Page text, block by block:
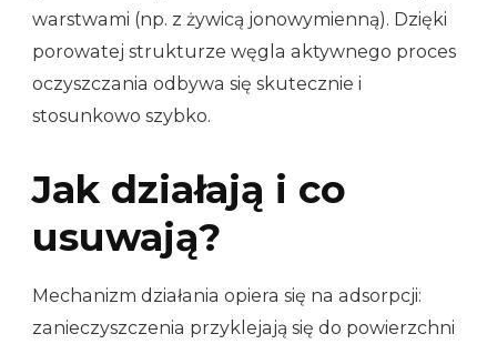
warstwami (np. z żywicą jonowymienną). Dzięki
porowatej strukturze węgla aktywnego proces
oczyszczania odbywa się skutecznie i
stosunkowo szybko.
Jak działają i co
usuwają?
Mechanizm działania opiera się na adsorpcji:
zanieczyszczenia przyklejają się do powierzchni